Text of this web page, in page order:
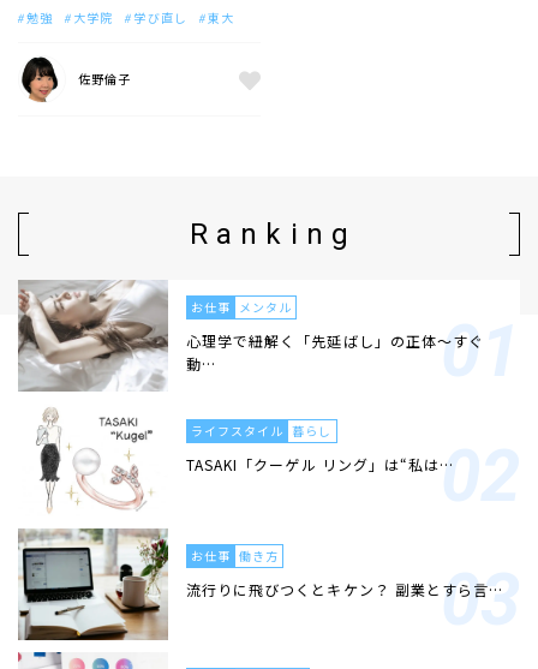
勉強 大学院 学び直し 東大
佐野倫子
Ranking
お仕事 メンタル
心理学で紐解く「先延ばし」の正体〜すぐ
動…
ライフスタイル 暮らし
TASAKI「クーゲル リング」は“私は…
お仕事 働き方
流行りに飛びつくとキケン？ 副業とすら言…